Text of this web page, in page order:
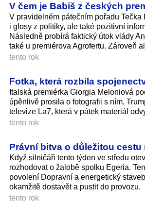
V čem je Babiš z českých
V pravidelném pátečním pořadu
i glosy z politiky, ale také pozitivní
Následně probírá faktický útok vlády
také u premiérova Agrofertu. Zároveň
tento rok
Fotka, která rozbila
Italská premiérka Giorgia Meloniová
úpěnlivě prosila o fotografii s ním.
televize La7, která v pátek materiál
tento rok
Právní bitva o důležitou
Když silničáři tento týden ve středu
rozhodovat o žalobě spolku Egeria.
povolení Dopravní a energetický
okamžitě dostavět a pustit do provozu.
tento rok